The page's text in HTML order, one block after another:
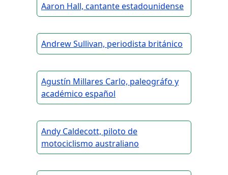
Aaron Hall, cantante estadounidense
Andrew Sullivan, periodista británico
Agustín Millares Carlo, paleográfo y
académico español
Andy Caldecott, piloto de
motociclismo australiano